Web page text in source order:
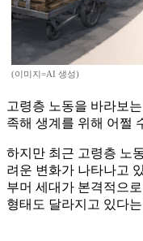
(이미지=AI 생성)
고령층 노동을 바라보
족해 생계를 위해 어쩔
하지만 최근 고령층 노
려운 변화가 나타나고
부머 세대가 본격적으
형태도 달라지고 있다